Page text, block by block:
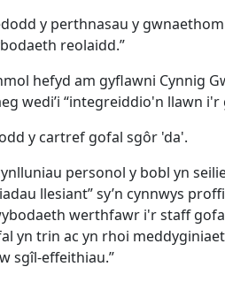
y perthnasau y
reolaidd.”
hefyd am gyflawni Cynnig
wedi’i “integreiddio'n llawn i'r
y cartref gofal sgôr 'da'.
personol y bobl yn
llesiant” sy’n cynnwys
werthfawr i'r staff
yn trin ac yn rhoi
sgîl-effeithiau.”